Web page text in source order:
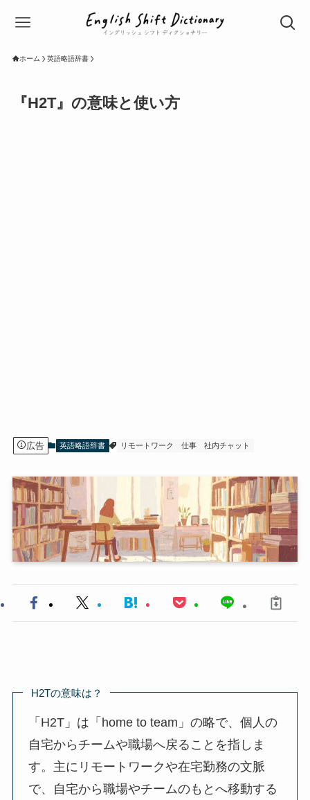
ホーム 英語略語辞書
『H2T』の意味と使い方
広告 英語略語辞書 リモートワーク 仕事 社内チャット
H2Tの意味は？
「H2T」は「home to team」の略で、個人の
自宅からチームや職場へ戻ることを指しま
す。主にリモートワークや在宅勤務の文脈
で、自宅から職場やチームのもとへ移動する